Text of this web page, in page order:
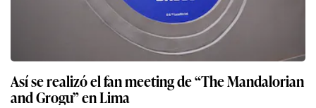
Así se realizó el fan meeting de “The Mandalorian
and Grogu” en Lima